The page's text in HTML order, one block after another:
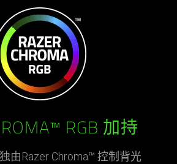
RGB 加持
由Razer Chroma™ 控制背光